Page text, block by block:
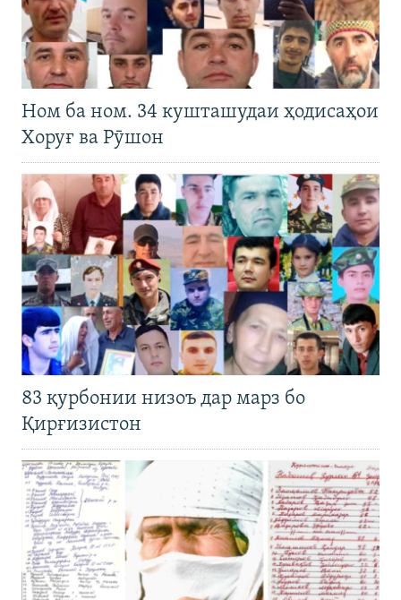
Ном ба ном. 34 кушташудаи ҳодисаҳои
Хоруғ ва Рӯшон
83 қурбонии низоъ дар марз бо
Қирғизистон